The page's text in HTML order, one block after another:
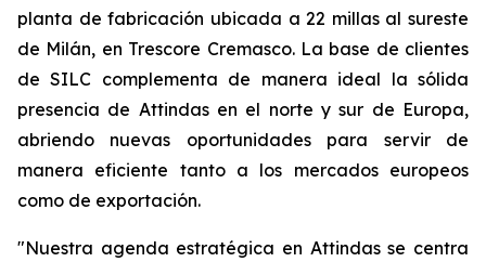
planta de fabricación ubicada a 22 millas al sureste
de Milán, en Trescore Cremasco. La base de clientes
de SILC complementa de manera ideal la sólida
presencia de Attindas en el norte y sur de Europa,
abriendo nuevas oportunidades para servir de
manera eficiente tanto a los mercados europeos
como de exportación.
"Nuestra agenda estratégica en Attindas se centra